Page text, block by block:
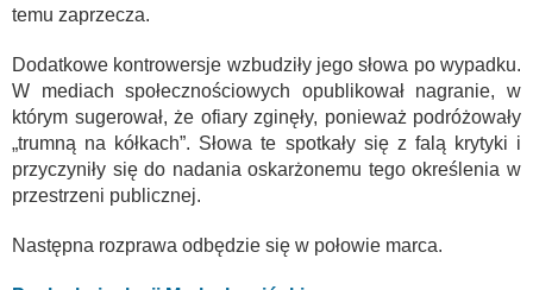
temu zaprzecza.
Dodatkowe kontrowersje wzbudziły jego słowa po wypadku.
W mediach społecznościowych opublikował nagranie, w
którym sugerował, że ofiary zginęły, ponieważ podróżowały
„trumną na kółkach”. Słowa te spotkały się z falą krytyki i
przyczyniły się do nadania oskarżonemu tego określenia w
przestrzeni publicznej.
Następna rozprawa odbędzie się w połowie marca.